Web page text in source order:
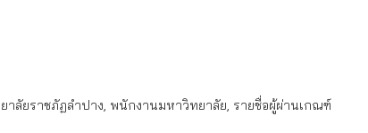
าลัยราชภัฏลำปาง, พนักงานมหาวิทยาลัย, รายชื่อผู้ผ่านเกณฑ์